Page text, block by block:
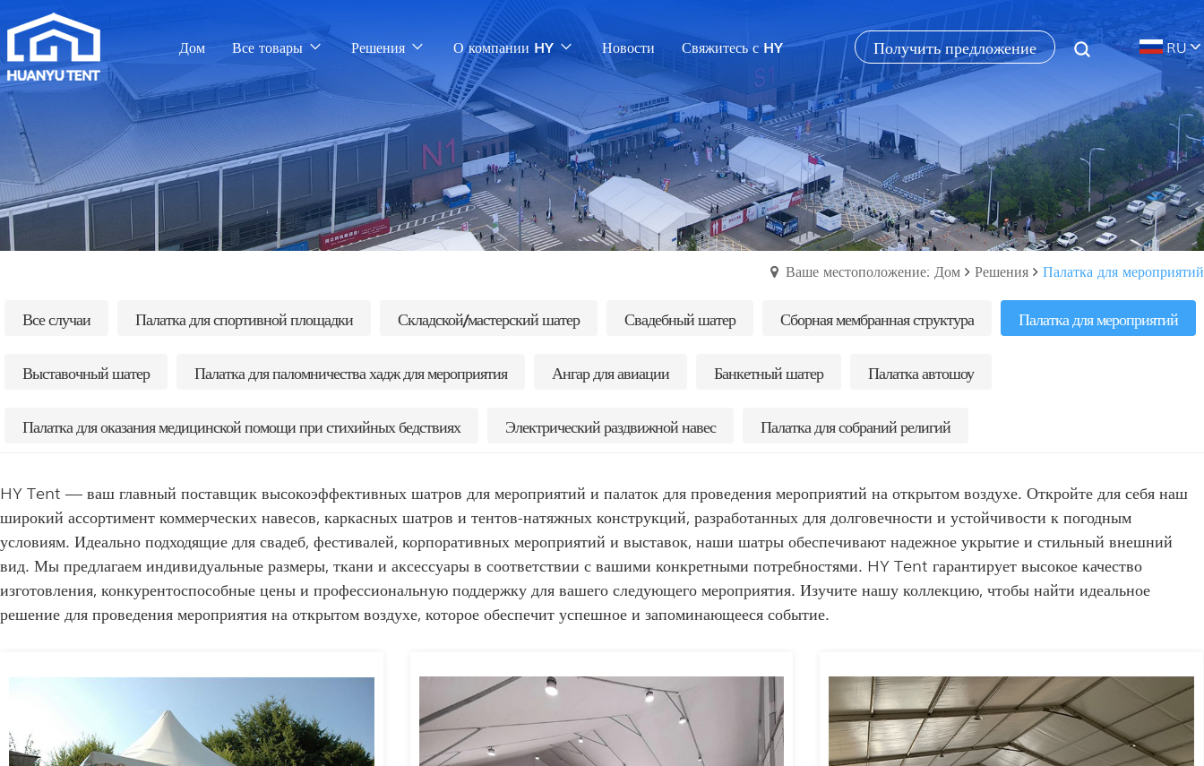
Дом Все товары Решения О компании HY Новости Свяжитесь с HY Получить предложение RU
Ваше местоположение: Дом Решения Палатка для мероприятий
Все случаи Палатка для спортивной площадки Складской/мастерский шатер Свадебный шатер Сборная мембранная структура Палатка для мероприятий
Выставочный шатер Палатка для паломничества хадж для мероприятия Ангар для авиации Банкетный шатер Палатка автошоу
Палатка для оказания медицинской помощи при стихийных бедствиях Электрический раздвижной навес Палатка для собраний религий
HY Tent — ваш главный поставщик высокоэффективных шатров для мероприятий и палаток для проведения мероприятий на открытом воздухе. Откройте для себя наш
широкий ассортимент коммерческих навесов, каркасных шатров и тентов-натяжных конструкций, разработанных для долговечности и устойчивости к погодным
условиям. Идеально подходящие для свадеб, фестивалей, корпоративных мероприятий и выставок, наши шатры обеспечивают надежное укрытие и стильный внешний
вид. Мы предлагаем индивидуальные размеры, ткани и аксессуары в соответствии с вашими конкретными потребностями. HY Tent гарантирует высокое качество
изготовления, конкурентоспособные цены и профессиональную поддержку для вашего следующего мероприятия. Изучите нашу коллекцию, чтобы найти идеальное
решение для проведения мероприятия на открытом воздухе, которое обеспечит успешное и запоминающееся событие.